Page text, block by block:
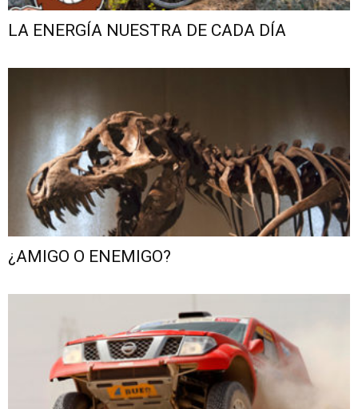
LA ENERGÍA NUESTRA DE CADA DÍA
¿AMIGO O ENEMIGO?